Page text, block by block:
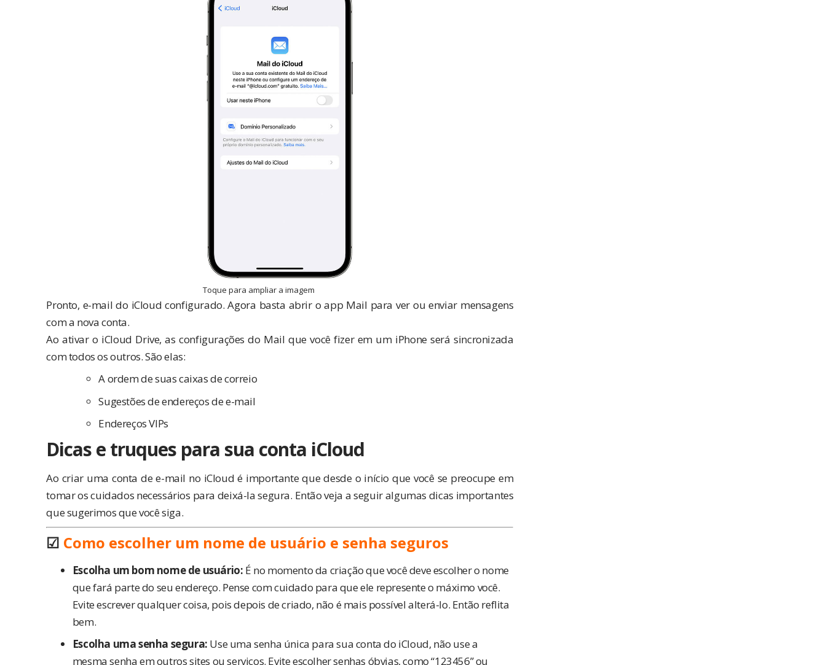
Toque para ampliar a imagem
Pronto, e-mail do iCloud configurado. Agora basta abrir o app Mail para ver ou enviar mensagens
com a nova conta.
Ao ativar o iCloud Drive, as configurações do Mail que você fizer em um iPhone será sincronizada
com todos os outros. São elas:
A ordem de suas caixas de correio
Sugestões de endereços de e-mail
Endereços VIPs
Dicas e truques para sua conta iCloud
Ao criar uma conta de e-mail no iCloud é importante que desde o início que você se preocupe em
tomar os cuidados necessários para deixá-la segura. Então veja a seguir algumas dicas importantes
que sugerimos que você siga.
☑ Como escolher um nome de usuário e senha seguros
Escolha um bom nome de usuário: É no momento da criação que você deve escolher o nome
que fará parte do seu endereço. Pense com cuidado para que ele represente o máximo você.
Evite escrever qualquer coisa, pois depois de criado, não é mais possível alterá-lo. Então reflita
bem.
Escolha uma senha segura: Use uma senha única para sua conta do iCloud, não use a
mesma senha em outros sites ou serviços. Evite escolher senhas óbvias, como “123456” ou